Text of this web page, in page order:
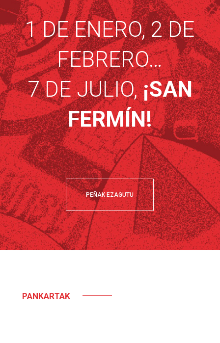
1 DE ENERO, 2 DE
FEBRERO…
7 DE JULIO,¡SAN
FERMÍN!
PEÑAK EZAGUTU
PANKARTAK